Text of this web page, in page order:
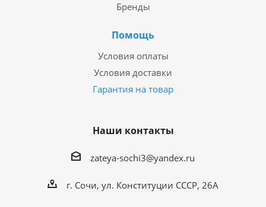
Бренды
Помощь
Условия оплаты
Условия доставки
Гарантия на товар
Наши контакты
zateya-sochi3@yandex.ru
г. Сочи, ул. Конституции СССР, 26А